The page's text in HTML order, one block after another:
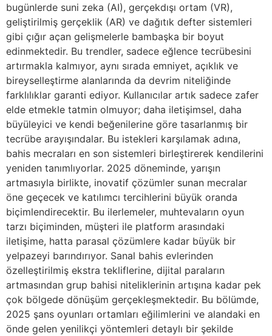
bugünlerde suni zeka (AI), gerçekdışı ortam (VR),
geliştirilmiş gerçeklik (AR) ve dağıtık defter sistemleri
gibi çığır açan gelişmelerle bambaşka bir boyut
edinmektedir. Bu trendler, sadece eğlence tecrübesini
artırmakla kalmıyor, aynı sırada emniyet, açıklık ve
bireyselleştirme alanlarında da devrim niteliğinde
farklılıklar garanti ediyor. Kullanıcılar artık sadece zafer
elde etmekle tatmin olmuyor; daha iletişimsel, daha
büyüleyici ve kendi beğenilerine göre tasarlanmış bir
tecrübe arayışındalar. Bu istekleri karşılamak adına,
bahis mecraları en son sistemleri birleştirerek kendilerini
yeniden tanımlıyorlar. 2025 döneminde, yarışın
artmasıyla birlikte, inovatif çözümler sunan mecralar
öne geçecek ve katılımcı tercihlerini büyük oranda
biçimlendirecektir. Bu ilerlemeler, muhtevaların oyun
tarzı biçiminden, müşteri ile platform arasındaki
iletişime, hatta parasal çözümlere kadar büyük bir
yelpazeyi barındırıyor. Sanal bahis evlerinden
özelleştirilmiş ekstra tekliflerine, dijital paraların
artmasından grup bahisi niteliklerinin artışına kadar pek
çok bölgede dönüşüm gerçekleşmektedir. Bu bölümde,
2025 şans oyunları ortamları eğilimlerini ve alandaki en
önde gelen yenilikçi yöntemleri detaylı bir şekilde